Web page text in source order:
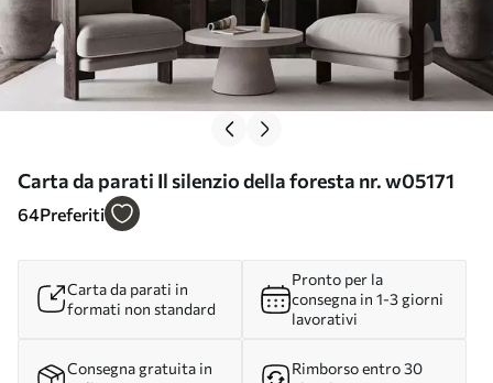
Carta da parati Il silenzio della foresta nr. w05171
64Preferiti
Carta da parati in
formati non standard
Pronto per la
consegna in 1-3 giorni
lavorativi
Consegna gratuita in
Rimborso entro 30